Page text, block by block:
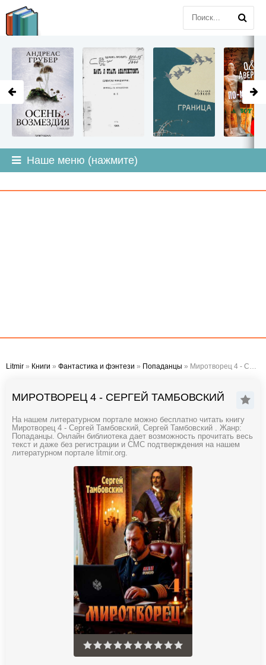
Наше меню (нажмите)
Litmir » Книги » Фантастика и фэнтези » Попаданцы » Миротворец 4 - Сергей Тамбовский
МИРОТВОРЕЦ 4 - СЕРГЕЙ ТАМБОВСКИЙ
На нашем литературном портале можно бесплатно читать книгу
Миротворец 4 - Сергей Тамбовский, Сергей Тамбовский . Жанр:
Попаданцы. Онлайн библиотека дает возможность прочитать весь
текст и даже без регистрации и СМС подтверждения на нашем
литературном портале litmir.org.
LITMIR.ORG